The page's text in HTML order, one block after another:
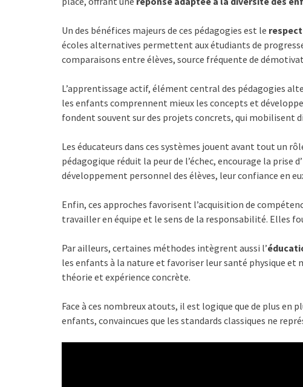
Un des bénéfices majeurs de ces pédagogies est le
écoles alternatives permettent aux étudiants de
comparaisons entre élèves, source fréquente de
L’apprentissage actif, élément central des pédagogies
les enfants comprennent mieux les concepts et
fondent souvent sur des projets concrets, qui mobilisent
Les éducateurs dans ces systèmes jouent avant tout un
pédagogique réduit la peur de l’échec, encourage la prise
développement personnel des élèves, leur confiance en
Enfin, ces approches favorisent l’acquisition de
travailler en équipe et le sens de la responsabilité. Elles
Par ailleurs, certaines méthodes intègrent aussi l’
les enfants à la nature et favoriser leur santé physique et
théorie et expérience concrète.
Face à ces nombreux atouts, il est logique que de plus
enfants, convaincues que les standards classiques ne